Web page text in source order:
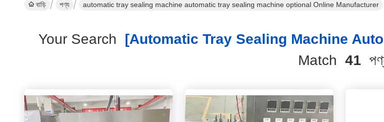
বাড়ি পণ্য automatic tray sealing machine automatic tray sealing machine optional Online Manufacturer
Your Search [automatic Tray Sealing Machine
Match 41